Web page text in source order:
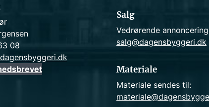
08
Salg
Vedrørende
salg@dagensbyggeri.dk
Materiale
Materiale sendes til: